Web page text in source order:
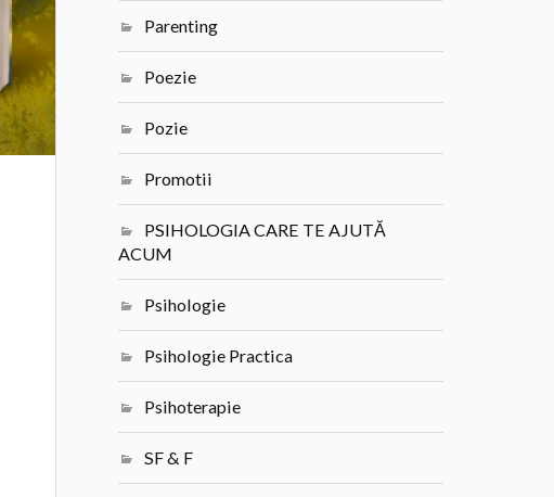
Parenting
Poezie
Pozie
Promotii
PSIHOLOGIA CARE TE AJUTĂ
ACUM
Psihologie
Psihologie Practica
Psihoterapie
SF & F